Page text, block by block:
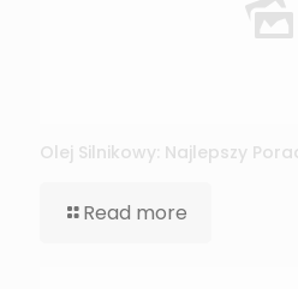
Olej Silnikowy: Najlepszy
Read more